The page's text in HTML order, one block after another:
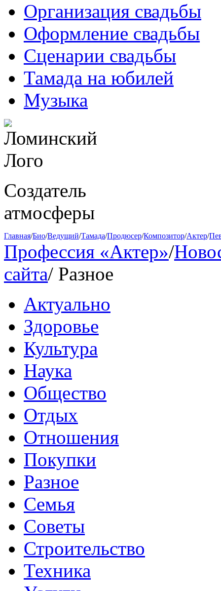
Организация свадьбы
Оформление свадьбы
Сценарии свадьбы
Тамада на юбилей
Музыка
Создатель
атмосферы
Главная/Био/Ведущий/Тамада/Продюсер/Композитор/Актер/
Профессия «Актер»/
сайта/ Разное
Актуально
Здоровье
Культура
Наука
Общество
Отдых
Отношения
Покупки
Разное
Семья
Советы
Строительство
Техника